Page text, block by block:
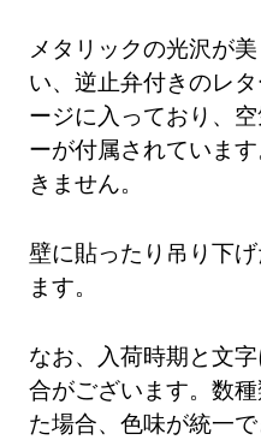
メタリックの光沢が
い、逆止弁付きのレ
ージに入っており、
ーが付属されていま
きません。
壁に貼ったり吊り下
ます。
なお、入荷時期と文
合がございます。数
た場合、色味が統一